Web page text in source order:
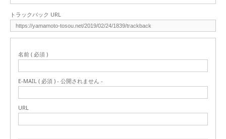
トラックバック URL
名前 ( 必須 )
E-MAIL ( 必須 ) - 公開されません -
URL